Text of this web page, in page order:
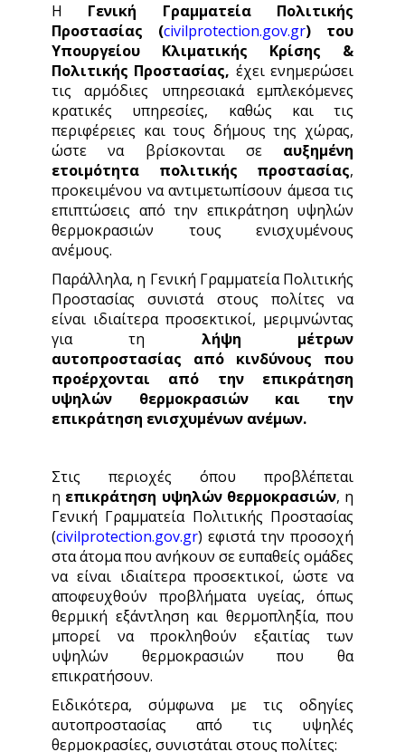
Η Γενική Γραμματεία Πολιτικής
Προστασίας (civilprotection.gov.gr)
του
Υπουργείου Κλιματικής Κρίσης &
Πολιτικής Προστασίας, έχει ενημερώσει
τις αρμόδιες υπηρεσιακά εμπλεκόμενες
κρατικές υπηρεσίες, καθώς και τις
περιφέρειες και τους δήμους της χώρας,
ώστε να βρίσκονται σε αυξημένη
ετοιμότητα πολιτικής προστασίας,
προκειμένου να αντιμετωπίσουν άμεσα τις
επιπτώσεις από την επικράτηση υψηλών
θερμοκρασιών τους ενισχυμένους
ανέμους.
Παράλληλα, η Γενική Γραμματεία Πολιτικής
Προστασίας συνιστά στους πολίτες να
είναι ιδιαίτερα προσεκτικοί, μεριμνώντας
για τη λήψη μέτρων
αυτοπροστασίας από
κινδύνους που
προέρχονται από την επικράτηση
υψηλών θερμοκρασιών και την
επικράτηση ενισχυμένων ανέμων.
Στις περιοχές όπου προβλέπεται
η επικράτηση υψηλών θερμοκρασιών, η
Γενική Γραμματεία Πολιτικής Προστασίας
(civilprotection.gov.gr) εφιστά την προσοχή
στα άτομα που ανήκουν σε ευπαθείς ομάδες
να είναι ιδιαίτερα προσεκτικοί, ώστε να
αποφευχθούν προβλήματα υγείας, όπως
θερμική εξάντληση και θερμοπληξία, που
μπορεί να προκληθούν εξαιτίας των
υψηλών θερμοκρασιών που θα
επικρατήσουν.
Ειδικότερα, σύμφωνα με τις οδηγίες
αυτοπροστασίας από τις υψηλές
θερμοκρασίες, συνιστάται στους πολίτες: